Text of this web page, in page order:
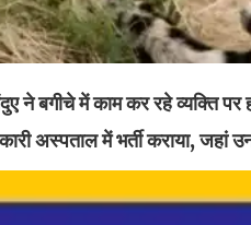
ने बगीचे में काम कर रहे व्यक्ति
अस्पताल में भर्ती कराया, जहां